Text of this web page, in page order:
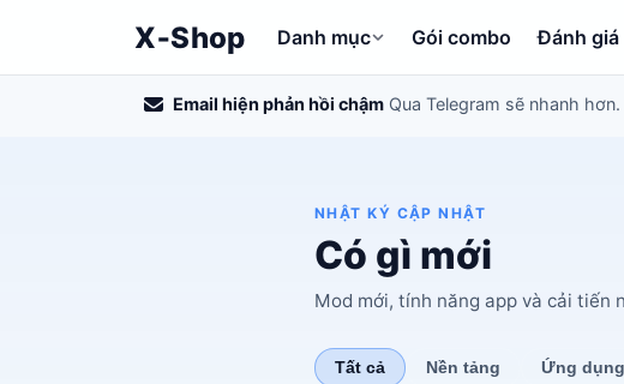
X‑Shop Danh mục Gói combo Đánh giá
Email hiện phản hồi chậm Qua Telegram sẽ nhanh hơn.
NHẬT KÝ CẬP NHẬT
Có gì mới
Mod mới, tính năng app và cải tiến
Tất cả Nền tảng Ứng dụng